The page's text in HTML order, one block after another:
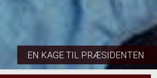
EN KAGE TIL PRÆSIDENTEN